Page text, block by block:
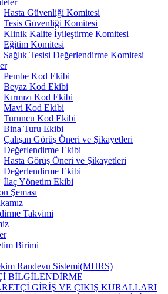
Hasta Güvenliği Komitesi
Tesis Güvenliği Komitesi
Klinik Kalite İyileştirme Komitesi
Eğitim Komitesi
Sağlık Tesisi Değerlendirme Komitesi
Pembe Kod Ekibi
Beyaz Kod Ekibi
Kırmızı Kod Ekibi
Mavi Kod Ekibi
Turuncu Kod Ekibi
Bina Turu Ekibi
Çalışan Görüş Öneri ve Şikayetleri
Değerlendirme Ekibi
Hasta Görüş Öneri ve Şikayetleri
Değerlendirme Ekibi
İlaç Yönetim Ekibi
Şeması
Takvimi
Birimi
Randevu Sistemi(MHRS)
BİLGİLENDİRME
GİRİŞ VE ÇIKIŞ KURALLARI